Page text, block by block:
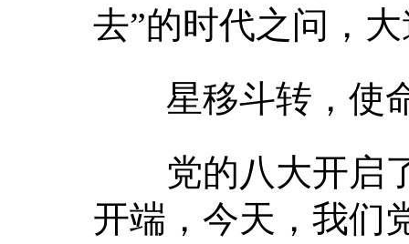
去”的时代之问，
星移斗转，使命
党的八大开启了
开端，今天，我们